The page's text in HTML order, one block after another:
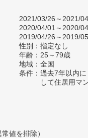
2021/03/26～2021/
2020/04/01～2020/
2019/04/26～2019/
性別：指定なし
年齢：25～79歳
地域：全国
条件：過去7年以内
して住居用マ
値を排除）